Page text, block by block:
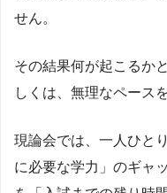
せん。
その結果何が起こるか
しくは、無理なペース
現論会では、一人ひと
に必要な学力」のギャ